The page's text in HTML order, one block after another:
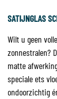
SATIJNGLAS
Wilt u geen
zonnestralen?
matte
speciale ets
ondoorzichtig